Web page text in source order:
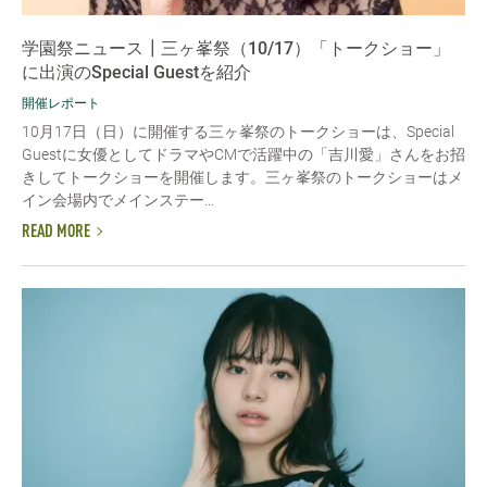
学園祭ニュース┃三ヶ峯祭（10/17）「トークショー」
に出演のSpecial Guestを紹介
開催レポート
10月17日（日）に開催する三ヶ峯祭のトークショーは、Special
Guestに女優としてドラマやCMで活躍中の「吉川愛」さんをお招
きしてトークショーを開催します。三ヶ峯祭のトークショーはメ
イン会場内でメインステー...
READ MORE